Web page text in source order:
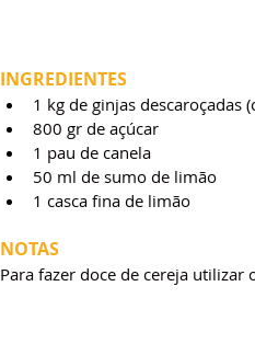
INGREDIENTES
1 kg de ginjas descaroçadas
800 gr de açúcar
1 pau de canela
50 ml de sumo de limão
1 casca fina de limão
NOTAS
Para fazer doce de cereja